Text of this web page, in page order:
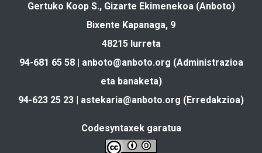
Gertuko Koop S., Gizarte Ekimenekoa (Anboto)
Bixente Kapanaga, 9
48215 Iurreta
94-681 65 58 | anboto@anboto.org (Administrazioa
eta banaketa)
94-623 25 23 | astekaria@anboto.org (Erredakzioa)
Codesyntaxek garatua